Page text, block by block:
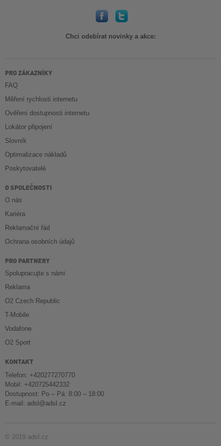
Chci odebírat novinky a akce:
PRO ZÁKAZNÍKY
FAQ
Měření rychlosti internetu
Ověření dostupnosti internetu
Lokátor připojení
Slovník
Optimalizace nákladů
Poskytovatelé
O SPOLEČNOSTI
O nás
Kariéra
Reklamační řád
Ochrana osobních údajů
PRO PARTNERY
Spolupracujte s námi
Reklama
O2 Czech Republic
T-Mobile
Vodafone
O2 Sport
KONTAKT
Telefon: +420277270770
Mobil: +420725442332
Dostupnost: Po – Pá: 8:00 – 18:00
E-mail: adsl@adsl.cz
© 2019 adsl.cz